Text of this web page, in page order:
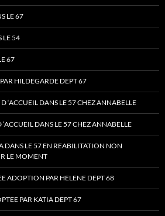
LE 67
LE 54
67
HILDEGARDE DEPT 67
‘ACCUEIL DANS LE 57 CHEZ ANNABELLE
DANS LE 57 CHEZ ANNABELLE
DANS LE 57 EN REABILITATION NON
LE MOMENT
ADOPTION PAR HELENE DEPT 68
PAR KATIA DEPT 67